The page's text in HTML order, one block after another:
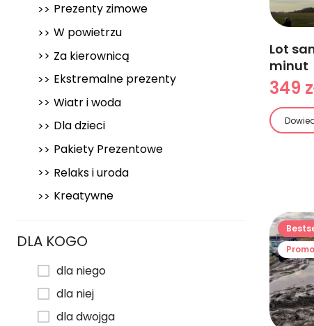
Prezenty zimowe
W powietrzu
Za kierownicą
Ekstremalne prezenty
Wiatr i woda
Dla dzieci
Pakiety Prezentowe
Relaks i uroda
Kreatywne
DLA KOGO
dla niego
dla niej
dla dwojga
Lot
minut
349